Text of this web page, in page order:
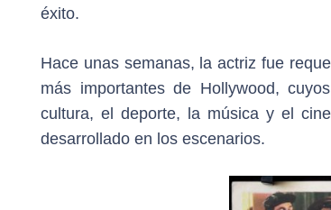
éxito.
Hace unas semanas, la actriz fue
más importantes de Hollywood,
cultura, el deporte, la música y el
desarrollado en los escenarios.